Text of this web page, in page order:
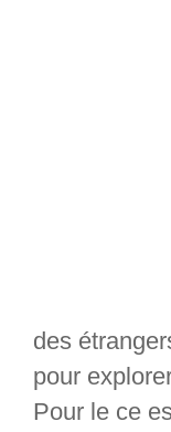
des
pour
Pour le ce